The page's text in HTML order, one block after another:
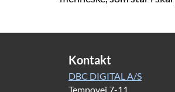
Kontakt
DBC DIGITAL A/S
Tempovej 7-11